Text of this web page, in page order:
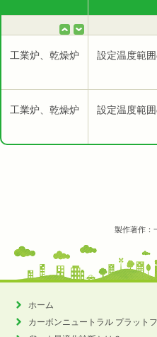
工業炉、乾燥炉 設定温度範
工業炉、乾燥炉 設定温度範
製作著作：
ホーム
カーボンニュートラル プラット